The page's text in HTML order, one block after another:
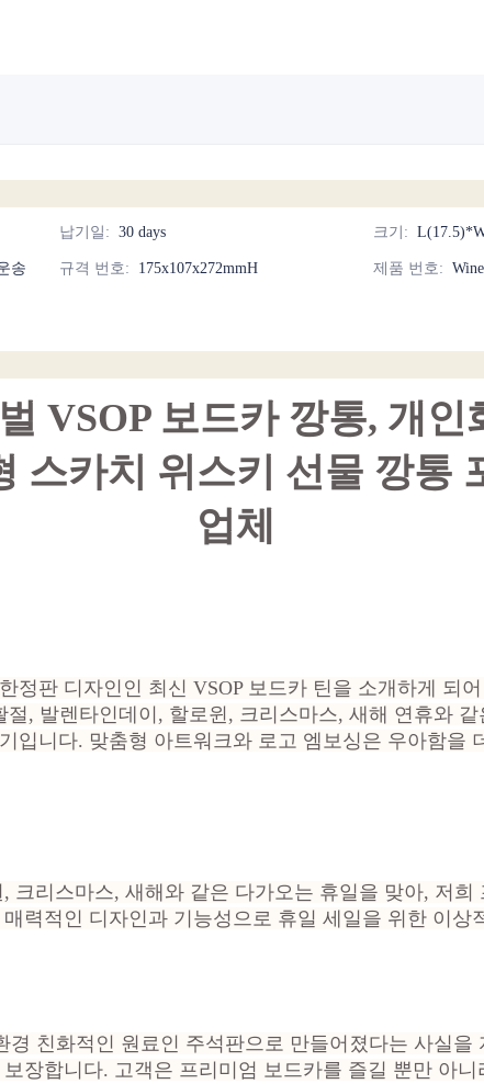
납기일 : 30 days 크기 :
송 규격 번호: 175x107x272mmH 제품 번호:
VSOP 보드카 깡통, 개인
스카치 위스키 선물 깡통
업체
정판 디자인인 최신 VSOP 보드카 틴을 소개하게 되
절, 발렌타인데이, 할로윈, 크리스마스, 새해 연휴와
입니다. 맞춤형 아트워크와 로고 엠보싱은 우아함을
크리스마스, 새해와 같은 다가오는 휴일을 맞아, 저희
력적인 디자인과 기능성으로 휴일 세일을 위한 이상
경 친화적인 원료인 주석판으로 만들어졌다는 사실을
장합니다. 고객은 프리미엄 보드카를 즐길 뿐만 아